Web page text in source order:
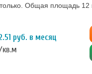
Общая площадь 12
архивов, сезонных вещей
на определённом
руб. в месяц
кв.м